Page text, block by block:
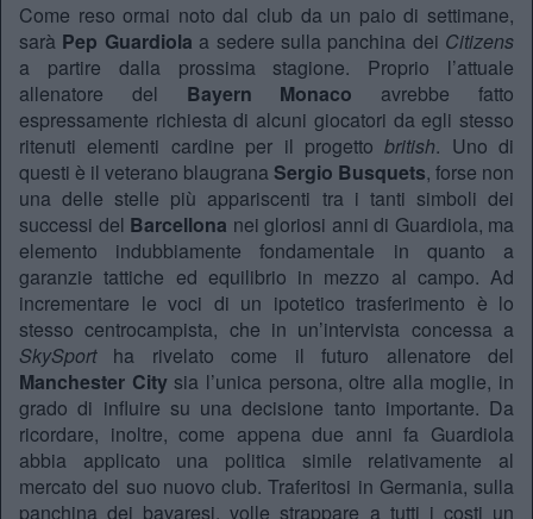
Come reso ormai noto dal club da un paio di settimane,
sarà Pep Guardiola a sedere sulla panchina dei Citizens
a partire dalla prossima stagione. Proprio l’attuale
allenatore del Bayern Monaco avrebbe fatto
espressamente richiesta di alcuni giocatori da egli stesso
ritenuti elementi cardine per il progettobritish. Uno di
questi è il veterano blaugrana Sergio Busquets, forse non
una delle stelle più appariscenti tra i tanti simboli dei
successi del Barcellona nei gloriosi anni di Guardiola, ma
elemento indubbiamente fondamentale in quanto a
garanzie tattiche ed equilibrio in mezzo al campo. Ad
incrementare le voci di un ipotetico trasferimento è lo
stesso centrocampista, che in un’intervista concessa a
SkySportha rivelato come il futuro allenatore del
Manchester Citysia l’unica persona, oltre alla moglie, in
grado di influire su una decisione tanto importante. Da
ricordare, inoltre, come appena due anni fa Guardiola
abbia applicato una politica simile relativamente al
mercato del suo nuovo club. Traferitosi in Germania, sulla
panchina dei bavaresi, volle strappare a tutti i costi un